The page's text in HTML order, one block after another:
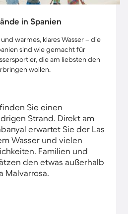
in Spanien
warmes, klares Wasser – die
sind wie gemacht für
die am liebsten den
wollen.
Sie einen
Strand. Direkt am
erwartet Sie der Las
Wasser und vielen
Familien und
den etwas außerhalb
Malvarrosa.